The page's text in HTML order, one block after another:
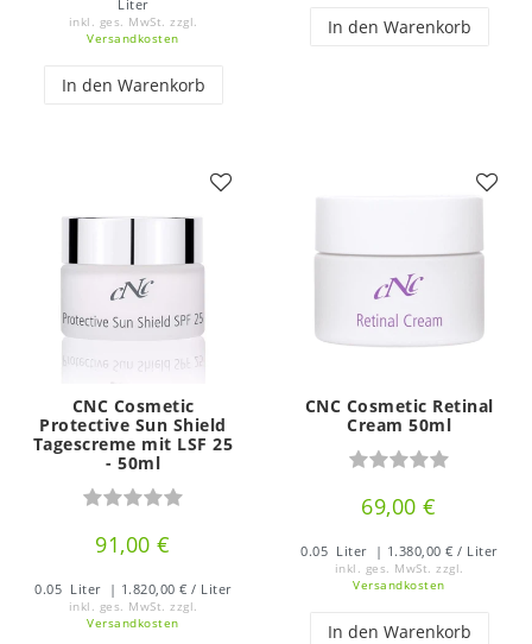
Liter
inkl. ges. MwSt.
zzgl.
Versandkosten
In den Warenkorb
In den Warenkorb
CNC Cosmetic
Protective Sun Shield
Tagescreme mit LSF 25
- 50ml
91,00 €
0.05 Liter | 1.820,00 € / Liter
inkl. ges. MwSt. zzgl.
Versandkosten
CNC Cosmetic Retinal
Cream 50ml
69,00 €
0.05 Liter | 1.380,00 € / Liter
inkl. ges. MwSt. zzgl.
Versandkosten
In den Warenkorb